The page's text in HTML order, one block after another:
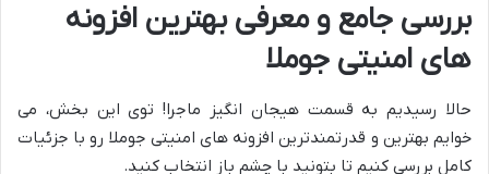
بررسی جامع و معرفی بهترین افزونه
های امنیتی جوملا
حالا رسیدیم به قسمت هیجان انگیز ماجرا! توی این بخش، می
خوایم بهترین و قدرتمندترین افزونه های امنیتی جوملا رو با جزئیات
کامل بررسی کنیم تا بتونید با چشم باز انتخاب کنید.